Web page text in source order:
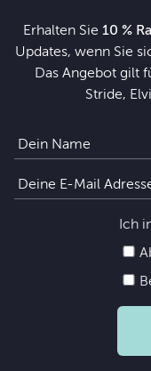
Erhalten Sie 10 %
Updates, wenn Sie
Das Angebot gilt
Stride,
Ich